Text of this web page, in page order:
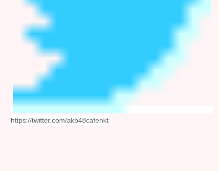
https://twitter.com/akb48cafehkt